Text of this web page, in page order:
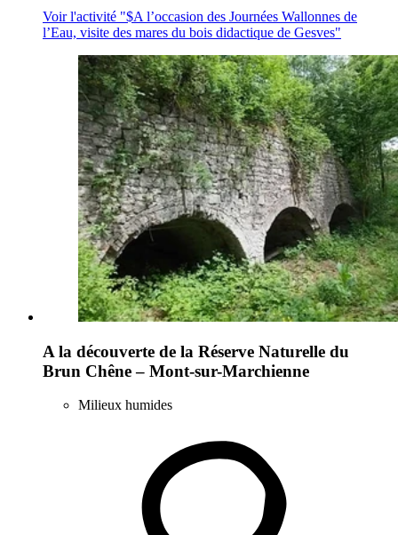
Voir l'activité "$A l’occasion des Journées Wallonnes de
l’Eau, visite des mares du bois didactique de Gesves"
A la découverte de la Réserve Naturelle du
Brun Chêne – Mont-sur-Marchienne
Milieux humides